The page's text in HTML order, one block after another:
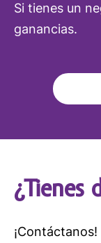
Si tienes un
ganancias.
¿Tienes
¡Contáctanos!